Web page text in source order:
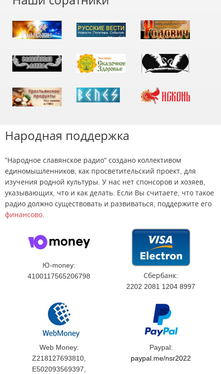
Народная поддержка
"Народное славянское радио" создано коллективом
единомышленников, как просветительский проект, для
изучения родной культуры. У нас нет спонсоров и хозяев,
указывающих, что и как делать. Если Вы считаете, что такое
радио должно существовать и развиваться, поддержите его
финансово
Ю-money:
4100117565206798
Сбербанк:
2202 2081 1204 8997
Web Money:
Z218127693810,
E502093569397,
Paypal:
paypal.me/nsr2022